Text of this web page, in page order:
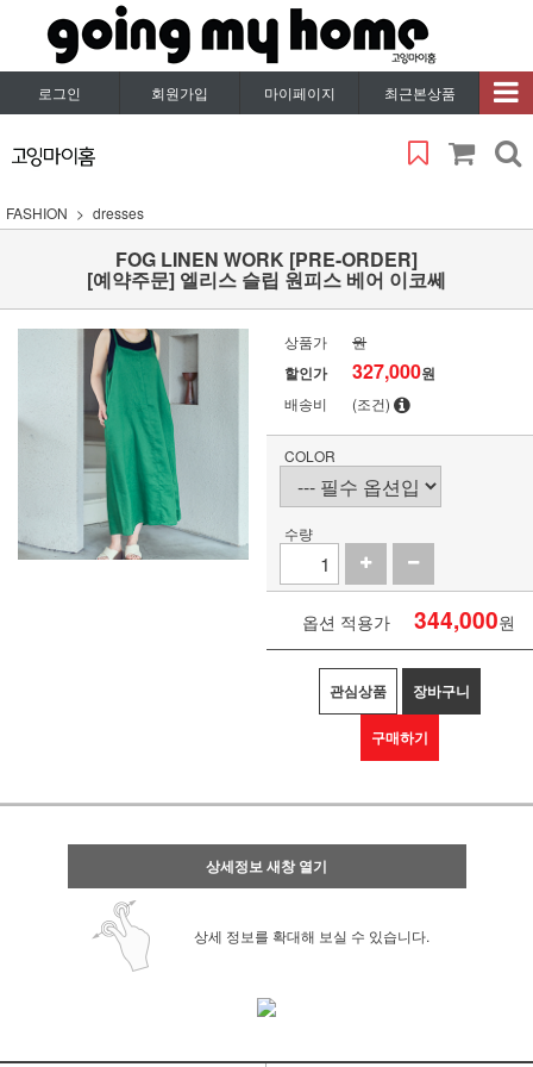
로그인 회원가입 마이페이지 최근본상품
FASHION dresses
FOG LINEN WORK [PRE-ORDER]
[예약주문] 엘리스 슬립 원피스 베어 이코쎄
상품가 원
할인가 327,000원
배송비 (조건)
COLOR
수량
옵션 적용가 344,000원
관심상품 장바구니
구매하기
상세정보 새창 열기
상세 정보를 확대해 보실 수 있습니다.